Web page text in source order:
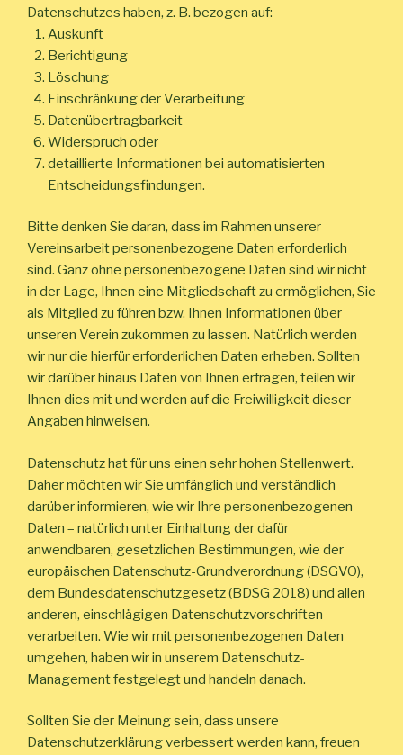
Datenschutzes haben, z. B. bezogen auf:
Auskunft
Berichtigung
Löschung
Einschränkung der Verarbeitung
Datenübertragbarkeit
Widerspruch oder
detaillierte Informationen bei automatisierten
Entscheidungsfindungen.
Bitte denken Sie daran, dass im Rahmen unserer
Vereinsarbeit personenbezogene Daten erforderlich
sind. Ganz ohne personenbezogene Daten sind wir nicht
in der Lage, Ihnen eine Mitgliedschaft zu ermöglichen, Sie
als Mitglied zu führen bzw. Ihnen Informationen über
unseren Verein zukommen zu lassen. Natürlich werden
wir nur die hierfür erforderlichen Daten erheben. Sollten
wir darüber hinaus Daten von Ihnen erfragen, teilen wir
Ihnen dies mit und werden auf die Freiwilligkeit dieser
Angaben hinweisen.
Datenschutz hat für uns einen sehr hohen Stellenwert.
Daher möchten wir Sie umfänglich und verständlich
darüber informieren, wie wir Ihre personenbezogenen
Daten – natürlich unter Einhaltung der dafür
anwendbaren, gesetzlichen Bestimmungen, wie der
europäischen Datenschutz-Grundverordnung (DSGVO),
dem Bundesdatenschutzgesetz (BDSG 2018) und allen
anderen, einschlägigen Datenschutzvorschriften –
verarbeiten. Wie wir mit personenbezogenen Daten
umgehen, haben wir in unserem Datenschutz-
Management festgelegt und handeln danach.
Sollten Sie der Meinung sein, dass unsere
Datenschutzerklärung verbessert werden kann, freuen